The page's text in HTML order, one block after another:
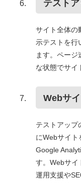
テスト
サイト全体の
示テストを行
ます。ペー
な状態でサイ
Webサ
テストアップ
にWebサイト
Google
す。Webサイ
運用支援や